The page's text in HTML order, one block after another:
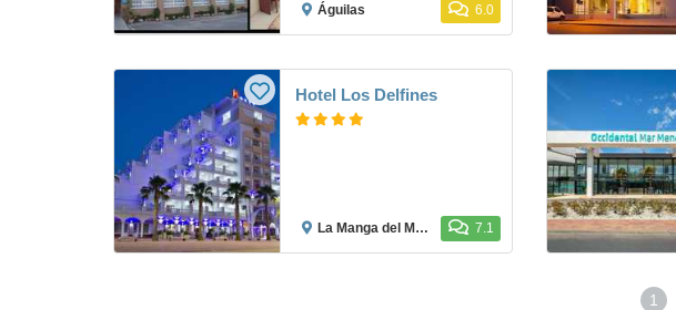
Águilas 6.0
Hotel Los Delfines
La Manga del Mar Menor 7.1
1